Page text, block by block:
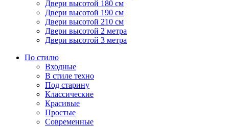
Двери высотой 180 см
Двери высотой 190 см
Двери высотой 210 см
Двери высотой 2 метра
Двери высотой 3 метра
По стилю
Входные
В стиле техно
Под старину
Классические
Красивые
Простые
Современные